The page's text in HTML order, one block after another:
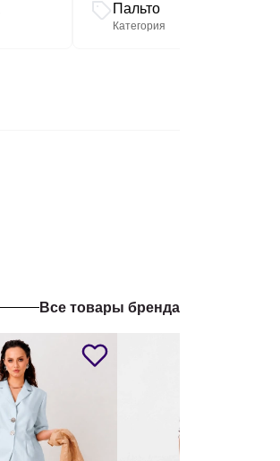
Пальто
Категория
Все товары бренда